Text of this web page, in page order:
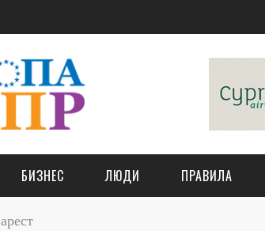
БИЗНЕС ЛЮДИ ПРАВИЛА
арест